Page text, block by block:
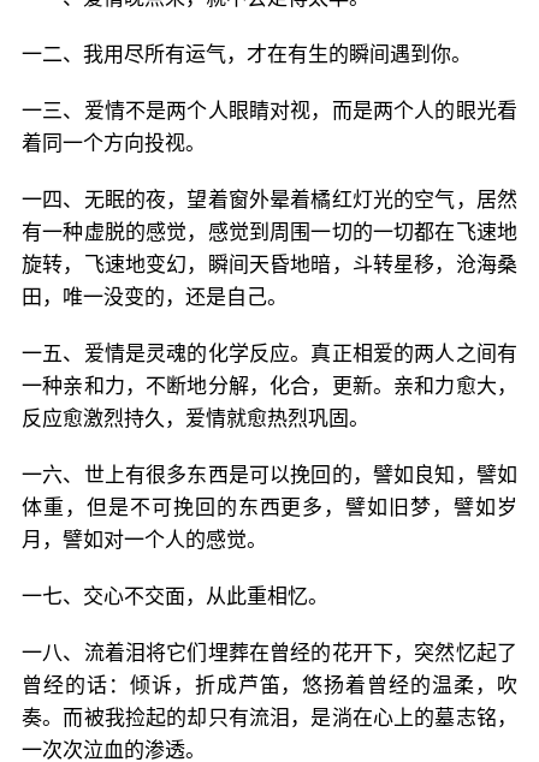
一二、我用尽所有运气，才在有生的瞬间遇到你。
一三、爱情不是两个人眼睛对视，而是两个人的眼光看
着同一个方向投视。
一四、无眠的夜，望着窗外晕着橘红灯光的空气，居然
有一种虚脱的感觉，感觉到周围一切的一切都在飞速地
旋转，飞速地变幻，瞬间天昏地暗，斗转星移，沧海桑
田，唯一没变的，还是自己。
一五、爱情是灵魂的化学反应。真正相爱的两人之间有
一种亲和力，不断地分解，化合，更新。亲和力愈大，
反应愈激烈持久，爱情就愈热烈巩固。
一六、世上有很多东西是可以挽回的，譬如良知，譬如
体重，但是不可挽回的东西更多，譬如旧梦，譬如岁
月，譬如对一个人的感觉。
一七、交心不交面，从此重相忆。
一八、流着泪将它们埋葬在曾经的花开下，突然忆起了
曾经的话：倾诉，折成芦笛，悠扬着曾经的温柔，吹
奏。而被我捡起的却只有流泪，是淌在心上的墓志铭，
一次次泣血的渗透。